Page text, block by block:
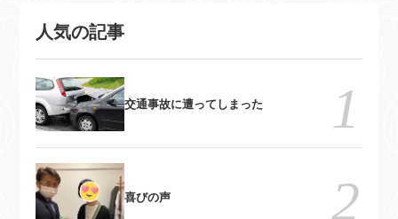
れが参加しても無料です。午後
テナンス方法を指導していま
す。
テナンス方法を指導していま
す。
人気の記事
交通事故に遭ってしまった
喜びの声